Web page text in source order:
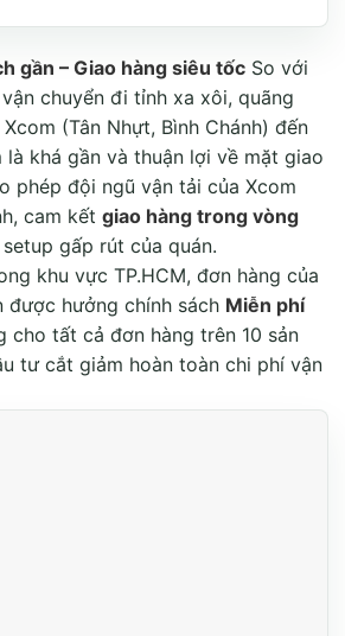
gần – Giao hàng siêu tốc So với
chuyển đi tỉnh xa xôi, quãng
(Tân Nhựt, Bình Chánh) đến
khá gần và thuận lợi về mặt giao
phép đội ngũ vận tải của Xcom
cam kết giao hàng trong vòng
gấp rút của quán.
khu vực TP.HCM, đơn hàng của
được hưởng chính sách Miễn phí
cho tất cả đơn hàng trên 10 sản
tư cắt giảm hoàn toàn chi phí vận